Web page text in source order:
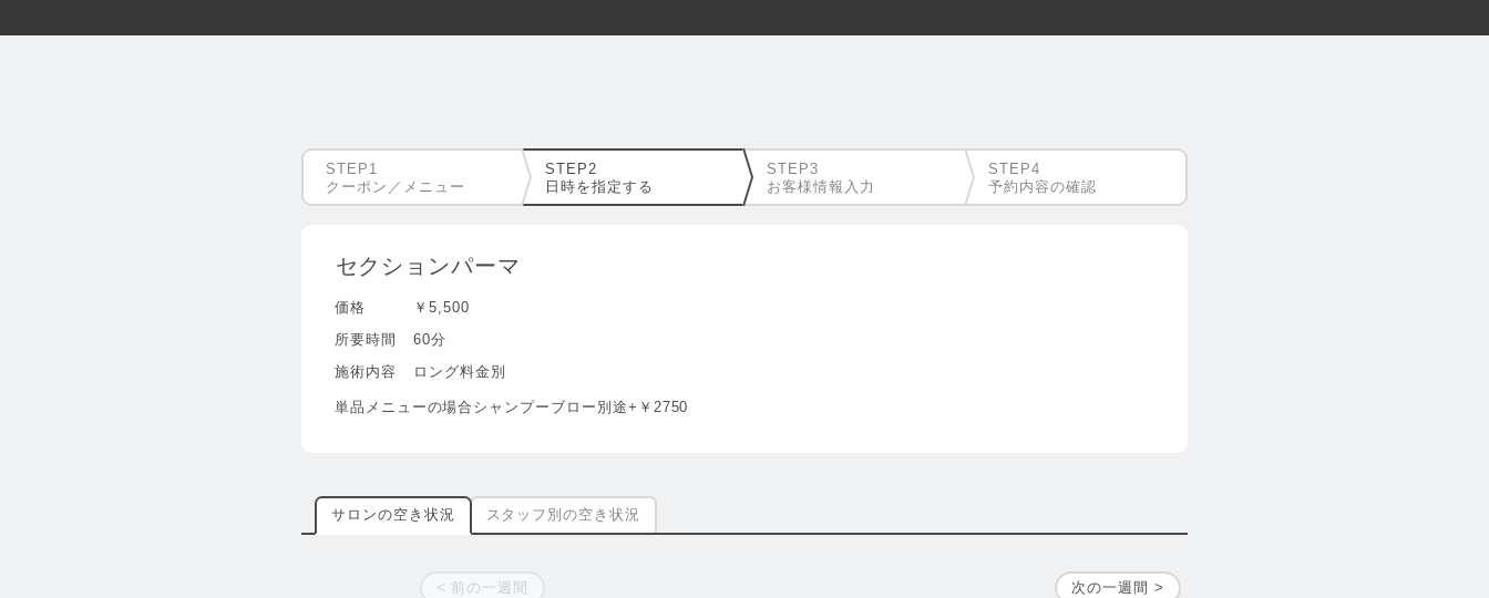
クーポン／メニュー 日時を指定する お客様情報入力 予約内容の確認
セクションパーマ
価格
￥5,500
所要時間
60分
施術内容
ロング料金別
単品メニューの場合シャンプーブロー別途+￥2750
サロンの空き状況 スタッフ別の空き状況
< 前の一週間 次の一週間 >